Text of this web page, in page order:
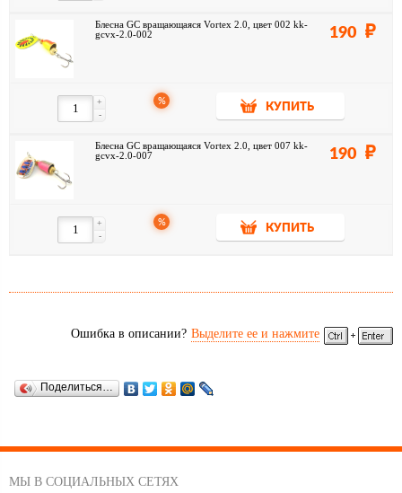
Блесна GC вращающаяся Vortex 2.0, цвет 002 kk-
gcvx-2.0-002
190
-
+ %
КУПИТЬ
Блесна GC вращающаяся Vortex 2.0, цвет 007 kk-
gcvx-2.0-007
190
-
+ %
КУПИТЬ
Ошибка в описании? Выделите ее и нажмите
Поделиться…
МЫ В СОЦИАЛЬНЫХ СЕТЯХ